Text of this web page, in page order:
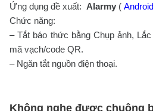
Ứng dụng đề xuất: Alarmy ( Android
Chức năng:
– Tắt báo thức bằng Chụp ảnh,
mã vạch/code QR.
– Ngăn tắt nguồn điện thoại.
Không nghe được chuông